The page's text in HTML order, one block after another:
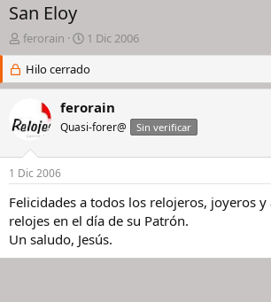
San Eloy
I
n
c
d
o
d
e
l
h
i
l
ferorain
F
e
c
h
d
e
i
c
i
o
1 Dic 2006
Hilo cerrado
ferorain
Quasi-forer@ Sin verificar
1 Dic 2006
Felicidades a todos los relojeros, joyeros
relojes en el día de su Patrón.
Un saludo, Jesús.